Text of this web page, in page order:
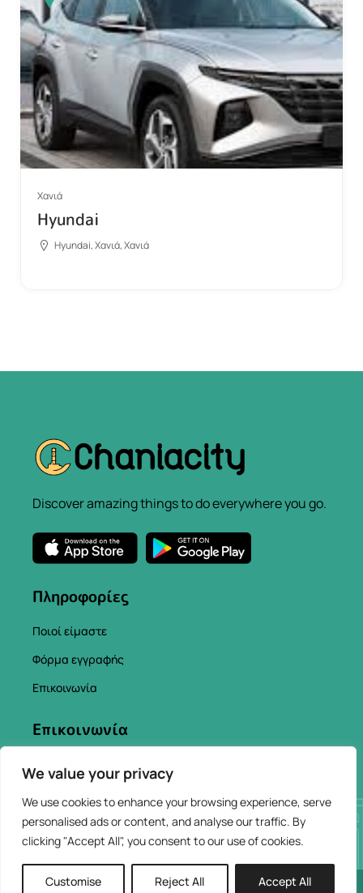
We value your privacy
We use cookies to enhance your browsing experience, serve
personalised ads or content, and analyse our traffic. By
clicking "Accept All", you consent to our use of cookies.
Customise Reject All Accept All
Χανιά
Hyundai
Hyundai, Χανιά, Χανιά
Discover amazing things to do everywhere you go.
Πληροφορίες
Ποιοί είμαστε
Φόρμα εγγραφής
Επικοινωνία
Επικοινωνία
info@chaniacityapp.gr
2026 © ChaniaCity